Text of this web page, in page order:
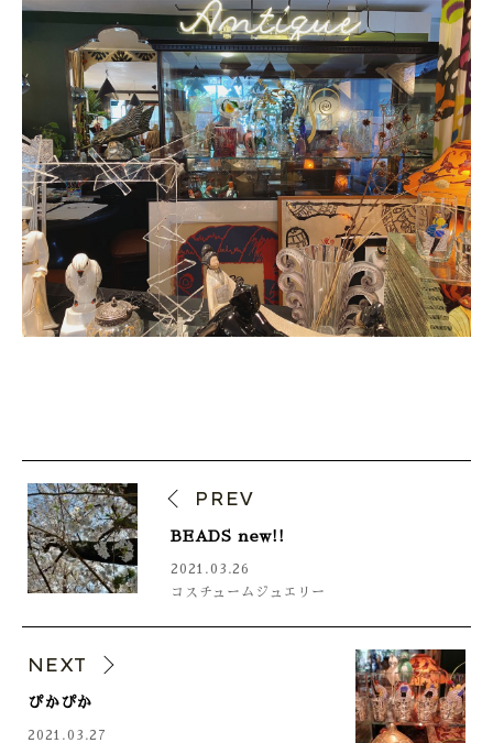
PREV
BEADS new!!
2021.03.26
コスチュームジュエリー
NEXT
ぴかぴか
2021.03.27